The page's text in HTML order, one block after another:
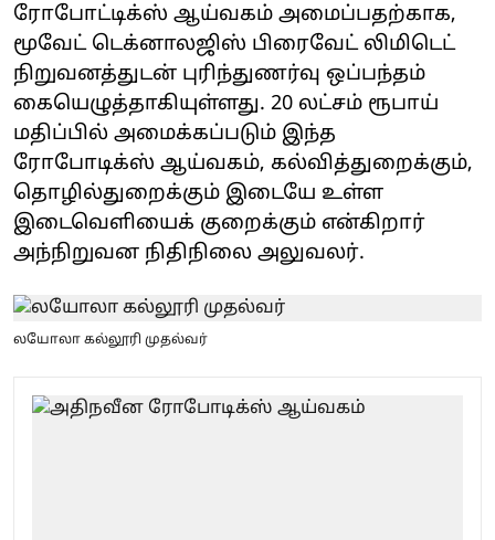
ரோபோட்டிக்ஸ் ஆய்வகம் அமைப்பதற்காக,
மூவேட் டெக்னாலஜிஸ் பிரைவேட் லிமிடெட்
நிறுவனத்துடன் புரிந்துணர்வு ஒப்பந்தம்
கையெழுத்தாகியுள்ளது. 20 லட்சம் ரூபாய்
மதிப்பில் அமைக்கப்படும் இந்த
ரோபோடிக்ஸ் ஆய்வகம், கல்வித்துறைக்கும்,
தொழில்துறைக்கும் இடையே உள்ள
இடைவெளியைக் குறைக்கும் என்கிறார்
அந்நிறுவன நிதிநிலை அலுவலர்.
லயோலா கல்லூரி முதல்வர்